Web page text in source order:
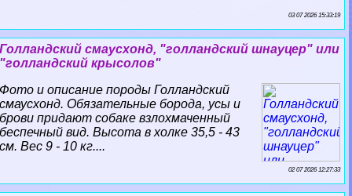
03 07 2026 15:33:19
Голландский смаусхонд, "голландский шнауцер" или
"голландский крысолов"
Фото и описание породы Голландский
смаусхонд. Обязательные борода, усы и
брови придают собаке взлохмаченный
беспечный вид. Высота в холке 35,5 - 43
см. Вес 9 - 10 кг....
02 07 2026 12:27:33